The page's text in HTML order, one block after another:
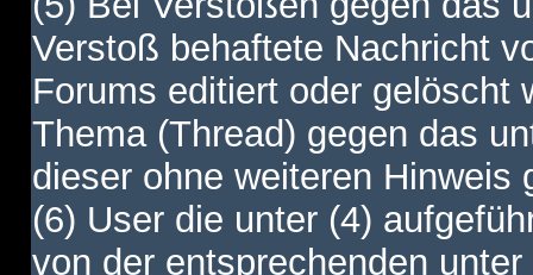
Verstoß behaftete Nachricht
Forums editiert oder gelöscht
Thema (Thread) gegen das
dieser ohne weiteren Hinweis
(6) User die unter (4)
von der entsprechenden